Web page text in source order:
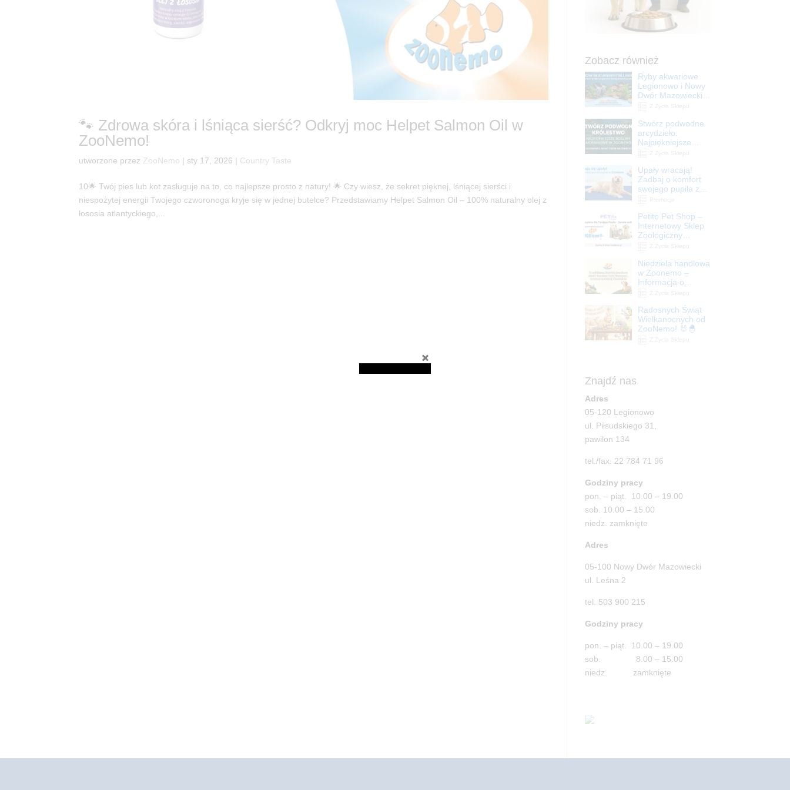
🐾 Zdrowa skóra i lśniąca sierść? Odkryj moc Helpet Salmon Oil w
ZooNemo!
utworzone przez ZooNemo | sty 17, 2026 | Country Taste
10🌟 Twój pies lub kot zasługuje na to, co najlepsze prosto z natury! 🌟 Czy wiesz, że sekret pięknej, lśniącej sierści i
niespożytej energii Twojego czworonoga kryje się w jednej butelce? Przedstawiamy Helpet Salmon Oil – 100% naturalny olej z
łososia atlantyckiego,...
Zobacz również
Ryby akwariowe
Legionowo i Nowy
Dwór Mazowiecki –
Stwórz podwodne
arcydzieło:
Najpiękniejsze
Legionowo i Nowy
Dwór Mazowiecki
Upały wracają!
Zadbaj o komfort
swojego pupila z
ZooNemo
Petito Pet Shop –
Internetowy Sklep
Zoologiczny
| ZooNemo
Niedziela handlowa
w Zoonemo –
Informacja o
Radosnych Świąt
Wielkanocnych od
ZooNemo! 🐰🐣
Znajdź nas
Adres
05-120 Legionowo
ul. Piłsudskiego 31,
pawilon 134
tel./fax. 22 784 71 96
Godziny pracy
pon. – piąt. 10.00 – 19.00
sob. 10.00 – 15.00
niedz. zamknięte
Adres
05-100 Nowy Dwór Mazowiecki
ul. Leśna 2
tel. 503 900 215
Godziny pracy
pon. – piąt. 10.00 – 19.00
sob. 8.00 – 15.00
niedz. zamknięte